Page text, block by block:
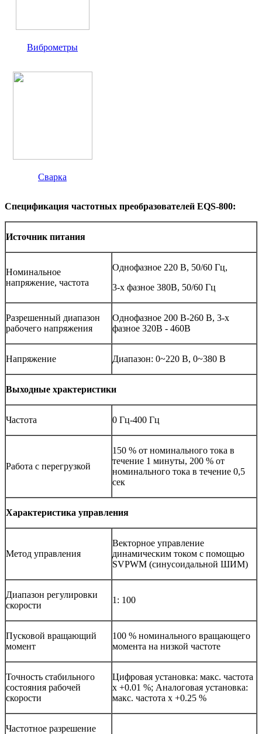
Виброметры
Сварка
Спецификация частотных преобразователей EQS-800:
Источник питания
Номинальное
напряжение, частота
Однофазное 220 В, 50/60 Гц,
3-х фазное 380В, 50/60 Гц
Разрешенный диапазон
рабочего напряжения
Однофазное 200 В-260 В, 3-х
фазное 320В - 460В
Напряжение Диапазон: 0~220 В, 0~380 В
Выходные храктеристики
Частота 0 Гц-400 Гц
Работа с перегрузкой
150 % от номинального тока в
течение 1 минуты, 200 % от
номинального тока в течение 0,5
сек
Характеристика управления
Метод управления
Векторное управление
динамическим током с помощью
SVPWM (синусоидальной ШИМ)
Диапазон регулировки
скорости
1: 100
Пусковой вращающий
момент
100 % номинального вращающего
момента на низкой частоте
Точность стабильного
состояния рабочей
скорости
Цифровая установка: макс. частота
х +0.01 %; Аналоговая установка:
макс. частота х +0.25 %
Частотное разрешение